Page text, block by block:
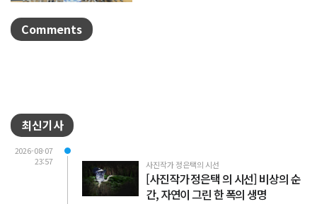
Comments
최신기사
2026-08-07
23:57
사진작가 정은택의 시선
[사진작가 정은택 의 시선] 비상의 순
간, 자연이 그린 한 폭의 생명